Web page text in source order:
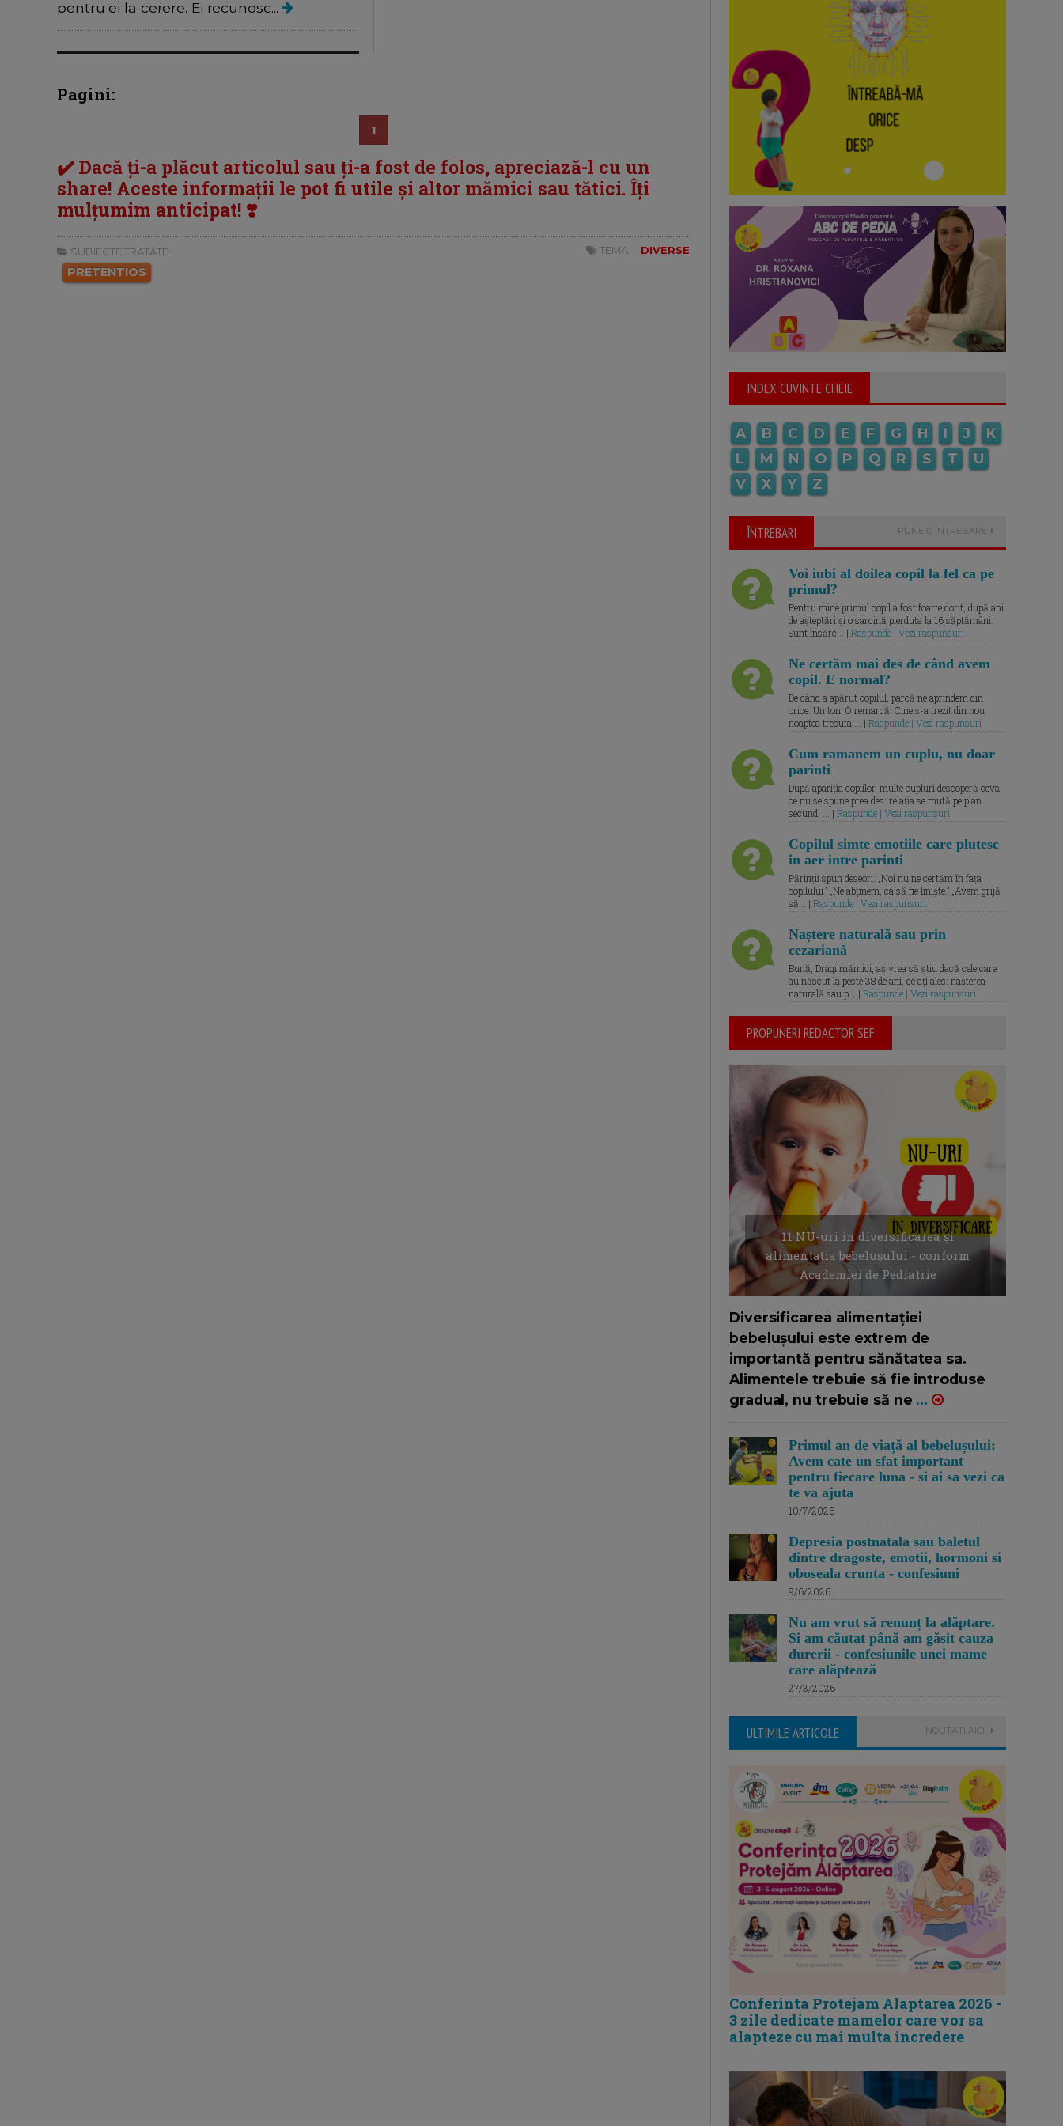
pentru ei la cerere. Ei recunosc...
Pagini:
1
✔️ Dacă ți-a plăcut articolul sau ți-a fost de folos, apreciază-l cu un
share! Aceste informații le pot fi utile și altor mămici sau tătici. Îți
mulțumim anticipat! ❣️
SUBIECTE TRATATE:
PRETENTIOS
TEMA: DIVERSE
INDEX CUVINTE CHEIE
A B C D E F G H I J
K
L
M N O P Q R S T
U
V
X Y Z
ÎNTREBARI PUNE O ÎNTREBARE
Voi iubi al doilea copil la fel ca pe
primul?
Pentru mine primul copil a fost foarte dorit, după ani
de așteptări și o sarcină pierduta la 16 săptămâni.
Sunt însărc... | Raspunde | Vezi raspunsuri
Ne certăm mai des de când avem
copil. E normal?
De când a apărut copilul, parcă ne aprindem din
orice. Un ton. O remarcă. Cine s-a trezit din nou
noaptea trecuta.... | Raspunde | Vezi raspunsuri
Cum ramanem un cuplu, nu doar
parinti
După apariția copiilor, multe cupluri descoperă ceva
ce nu se spune prea des: relația se mută pe plan
secund. ... | Raspunde | Vezi raspunsuri
Copilul simte emotiile care plutesc
in aer intre parinti
Părinții spun deseori: „Noi nu ne certăm în fața
copilului.” „Ne abținem, ca să fie liniște.” „Avem grijă
să... | Raspunde | Vezi raspunsuri
Naștere naturală sau prin
cezariană
Bună, Dragi mămici, aș vrea să știu dacă cele care
au născut la peste 38 de ani, ce ați ales: nașterea
naturală sau p... | Raspunde | Vezi raspunsuri
PROPUNERI REDACTOR SEF
11 NU-uri in diversificarea și
alimentația bebelușului - conform
Academiei de Pediatrie
Diversificarea alimentației
bebelușului este extrem de
importantă pentru sănătatea sa.
Alimentele trebuie să fie introduse
gradual, nu trebuie să ne ...
Primul an de viață al bebelușului:
Avem cate un sfat important
pentru fiecare luna - si ai sa vezi ca
te va ajuta
10/7/2026
Depresia postnatala sau baletul
dintre dragoste, emotii, hormoni si
oboseala crunta - confesiuni
9/6/2026
Nu am vrut să renunț la alăptare.
Si am căutat până am găsit cauza
durerii - confesiunile unei mame
care alăptează
27/3/2026
ULTIMILE ARTICOLE NOUTATI AICI
Conferinta Protejam Alaptarea 2026 -
3 zile dedicate mamelor care vor sa
alapteze cu mai multa incredere